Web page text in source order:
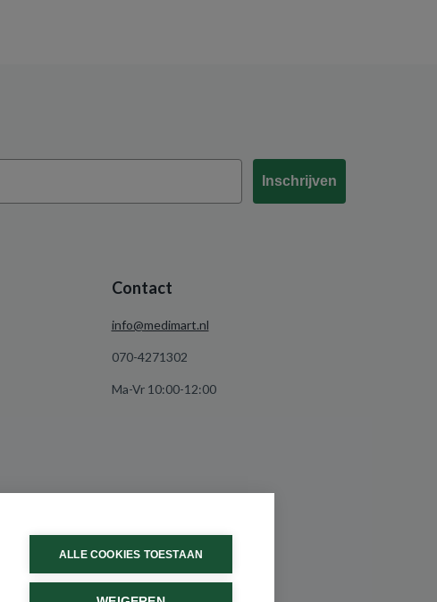
Inschrijven
Contact
info@medimart.nl
070-4271302
Ma-Vr 10:00-12:00
ALLE COOKIES TOESTAAN